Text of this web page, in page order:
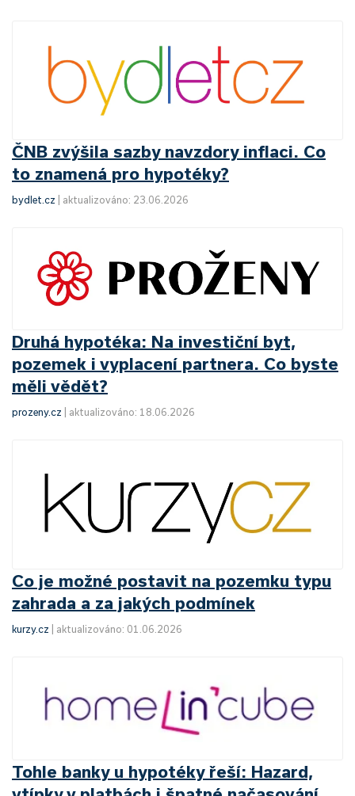
ČNB zvýšila sazby navzdory inflaci. Co
to znamená pro hypotéky?
bydlet.cz aktualizováno: 23.06.2026
Druhá hypotéka: Na investiční byt,
pozemek i vyplacení partnera. Co byste
měli vědět?
prozeny.cz aktualizováno: 18.06.2026
Co je možné postavit na pozemku typu
zahrada a za jakých podmínek
kurzy.cz aktualizováno: 01.06.2026
Tohle banky u hypotéky řeší: Hazard,